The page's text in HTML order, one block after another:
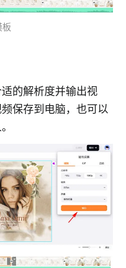
板
的解析度并输出视
保存到电脑，也可以